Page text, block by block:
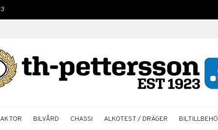
BILVÅRD CHASSI ALKOTEST / DRÄGER